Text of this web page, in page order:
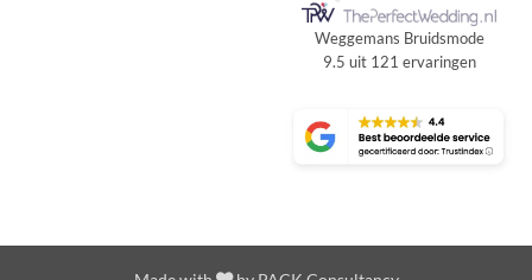
Weggemans Bruidsmode
9.5 uit 121 ervaringen